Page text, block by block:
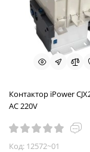
Контактор iPower
AC 220V
Код: 12572~01